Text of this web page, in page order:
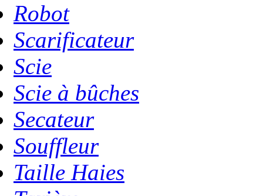
Robot
Scarificateur
Scie
Scie à bûches
Secateur
Souffleur
Taille Haies